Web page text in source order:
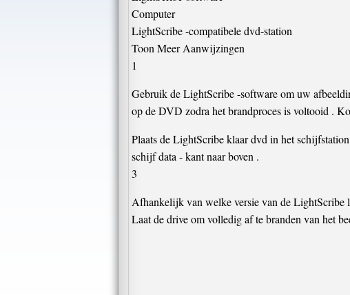
Computer
LightScribe -compatibele dvd-station
Toon Meer Aanwijzingen
1
Gebruik de LightScribe -software om uw
op de DVD zodra het brandproces is voltooid .
Plaats de LightScribe klaar dvd in het
schijf data - kant naar boven .
3
Afhankelijk van welke versie van de LightScribe
Laat de drive om volledig af te branden van het